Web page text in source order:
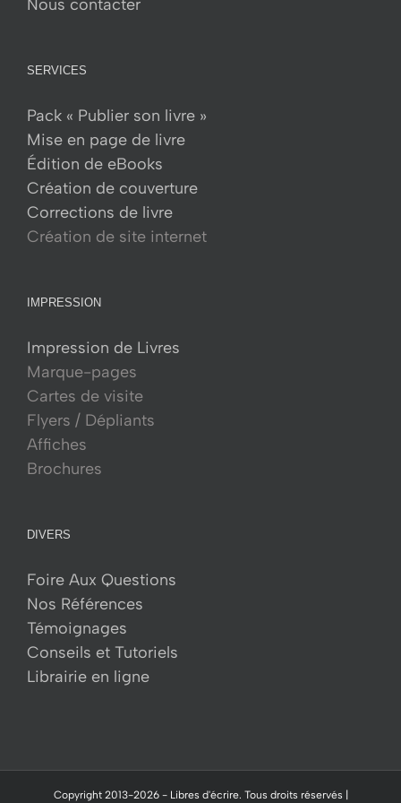
Nous contacter
SERVICES
Pack « Publier son livre »
Mise en page de livre
Édition de eBooks
Création de couverture
Corrections de livre
Création de site internet
IMPRESSION
Impression de Livres
Marque-pages
Cartes de visite
Flyers / Dépliants
Affiches
Brochures
DIVERS
Foire Aux Questions
Nos Références
Témoignages
Conseils et Tutoriels
Librairie en ligne
Copyright 2013-2026 - Libres d'écrire. Tous droits réservés |